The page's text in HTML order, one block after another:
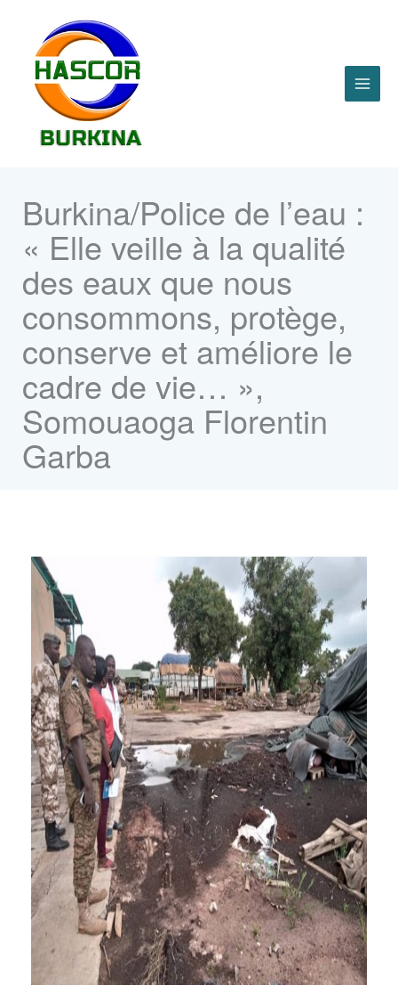
contenu
Burkina/Police de l’eau :
« Elle veille à la qualité
des eaux que nous
consommons, protège,
conserve et améliore le
cadre de vie… »,
Somouaoga Florentin
Garba